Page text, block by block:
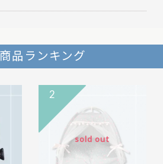
品ランキング
sold out
2